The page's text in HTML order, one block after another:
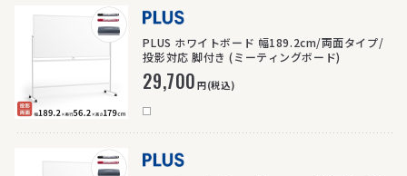
>
PLUS ホワイトボード 幅189.2cm/両面タイプ/
投影対応 脚付き (ミーティングボード)
29,700円(税込)
>